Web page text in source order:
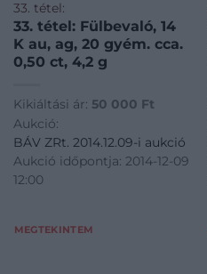
33. tétel:
33. tétel: Fülbevaló, 14
K au, ag, 20 gyém. cca.
0,50 ct, 4,2 g
Kikiáltási ár: 50 000 Ft
Aukció:
BÁV ZRt. 2014.12.09-i aukció
Aukció időpontja: 2014-12-09
12:00
MEGTEKINTEM